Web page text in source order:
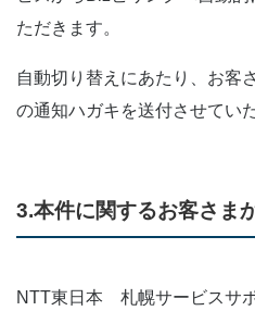
ただきます。
自動切り替えにあたり、お客
の通知ハガキを送付させてい
3.本件に関するお客さま
NTT東日本 札幌サービスサ